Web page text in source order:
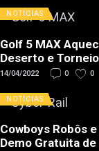
NOTÍCIAS
Golf 5 MAX
Deserto e Torneio
14/04/2022 0 0
NOTÍCIAS
Cowboys Robôs
Demo Gratuita